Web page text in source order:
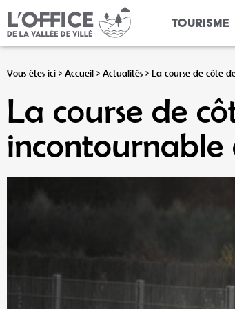
TOURISME
Vous êtes ici > Accueil > Actualités > La course de côte
La course de
Panneau de gestion des cookies